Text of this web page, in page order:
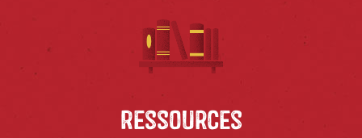
Ressources